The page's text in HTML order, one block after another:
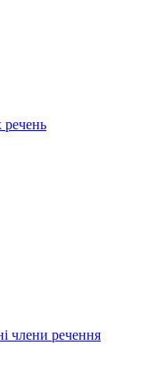
речень
члени речення